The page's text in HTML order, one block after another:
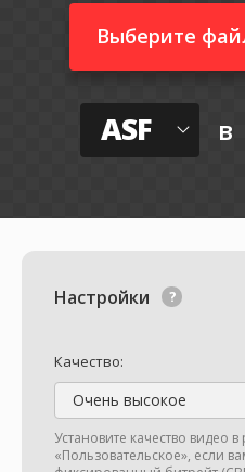
Выберите
ASF в
Настройки
Качество:
Очень высокое
Установите качество видео
«Пользовательское», если